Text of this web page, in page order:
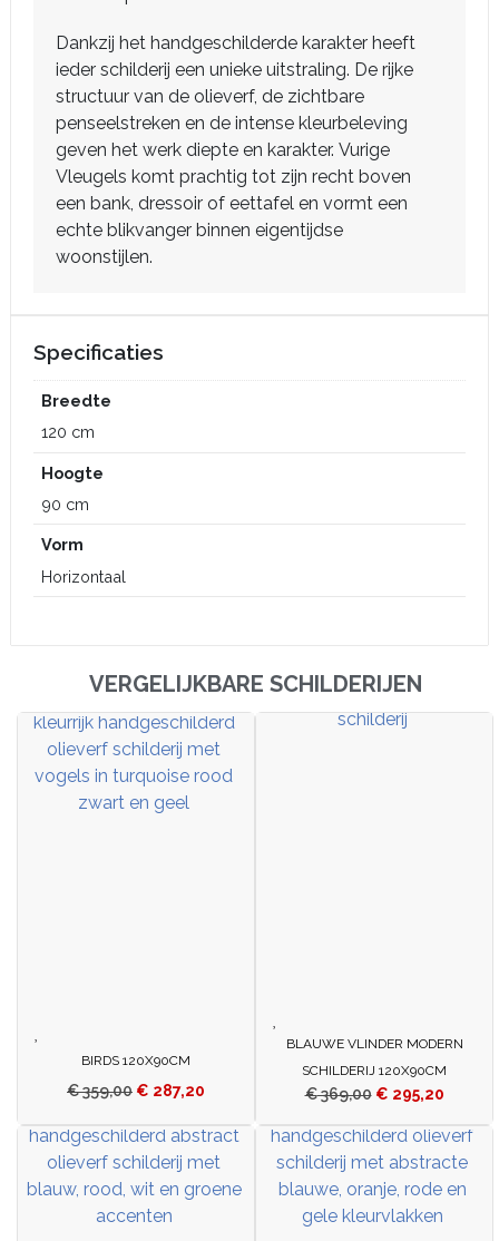
Dankzij het handgeschilderde karakter heeft
ieder schilderij een unieke uitstraling. De rijke
structuur van de olieverf, de zichtbare
penseelstreken en de intense kleurbeleving
geven het werk diepte en karakter. Vurige
Vleugels komt prachtig tot zijn recht boven
een bank, dressoir of eettafel en vormt een
echte blikvanger binnen eigentijdse
woonstijlen.
Specificaties
Breedte
120 cm
Hoogte
90 cm
Vorm
Horizontaal
VERGELIJKBARE SCHILDERIJEN
BIRDS 120X90CM
€359,00 € 287,20
BLAUWE VLINDER MODERN
SCHILDERIJ 120X90CM
€369,00 € 295,20